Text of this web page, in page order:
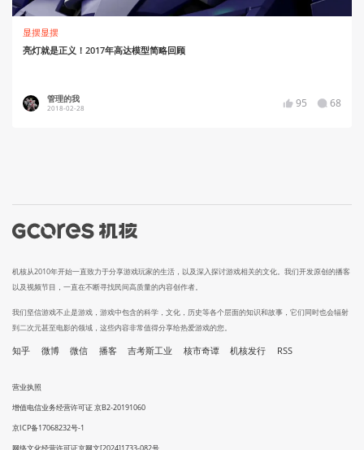
显摆显摆
亮灯就是正义！2017年高达模型简略回顾
管理的我
2018-02-28 95 68
机核从2010年开始一直致力于分享游戏玩家的生活，以及深入探讨游戏相关的文化。我们开发原创的播客
以及视频节目，一直在不断寻找民间高质量的内容创作者。
我们坚信游戏不止是游戏，游戏中包含的科学，文化，历史等各个层面的知识和故事，它们同时也会辐射
到二次元甚至电影的领域，这些内容非常值得分享给热爱游戏的您。
知乎 微博 微信 播客 吉考斯工业 核市奇谭 机核发行 RSS
营业执照
增值电信业务经营许可证 京B2-20191060
京ICP备17068232号-1